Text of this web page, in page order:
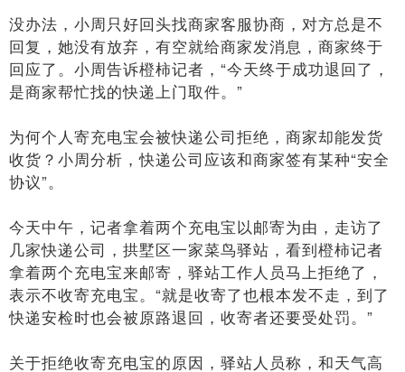
没办法，小周只好回头找商家客服协商，对方总是不
回复，她没有放弃，有空就给商家发消息，商家终于
回应了。小周告诉橙柿记者，“今天终于成功退回了，
是商家帮忙找的快递上门取件。”
为何个人寄充电宝会被快递公司拒绝，商家却能发货
收货？小周分析，快递公司应该和商家签有某种“安全
协议”。
今天中午，记者拿着两个充电宝以邮寄为由，走访了
几家快递公司，拱墅区一家菜鸟驿站，看到橙柿记者
拿着两个充电宝来邮寄，驿站工作人员马上拒绝了，
表示不收寄充电宝。“就是收寄了也根本发不走，到了
快递安检时也会被原路退回，收寄者还要受处罚。”
关于拒绝收寄充电宝的原因，驿站人员称，和天气高